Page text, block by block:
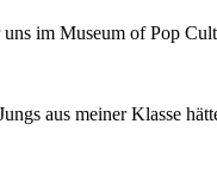
im Museum of Pop
aus meiner Klasse